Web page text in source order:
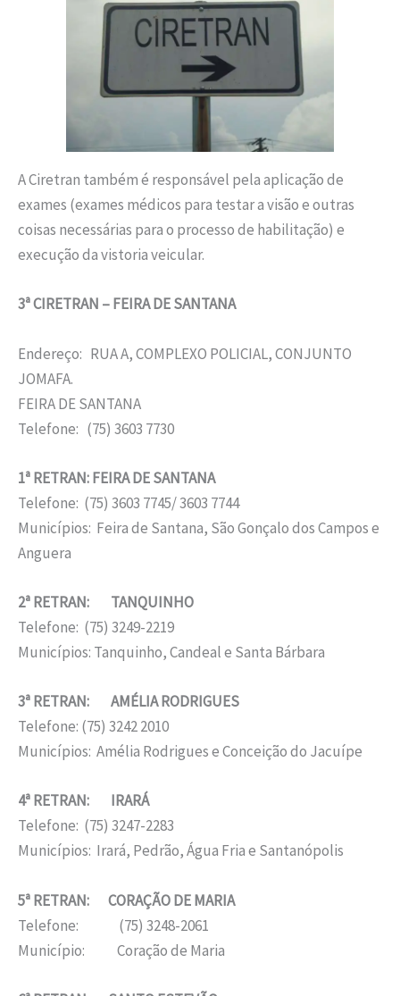
A Ciretran também é responsável pela aplicação de
exames (exames médicos para testar a visão e outras
coisas necessárias para o processo de habilitação) e
execução da vistoria veicular.
3ª CIRETRAN – FEIRA DE SANTANA
Endereço: RUA A, COMPLEXO POLICIAL, CONJUNTO
JOMAFA.
FEIRA DE SANTANA
Telefone: (75) 3603 7730
1ª RETRAN: FEIRA DE SANTANA
Telefone: (75) 3603 7745/ 3603 7744
Municípios: Feira de Santana, São Gonçalo dos Campos e
Anguera
2ª RETRAN: TANQUINHO
Telefone: (75) 3249-2219
Municípios: Tanquinho, Candeal e Santa Bárbara
3ª RETRAN: AMÉLIA RODRIGUES
Telefone: (75) 3242 2010
Municípios: Amélia Rodrigues e Conceição do Jacuípe
4ª RETRAN: IRARÁ
Telefone: (75) 3247-2283
Municípios: Irará, Pedrão, Água Fria e Santanópolis
5ª RETRAN: CORAÇÃO DE MARIA
Telefone: (75) 3248-2061
Município: Coração de Maria